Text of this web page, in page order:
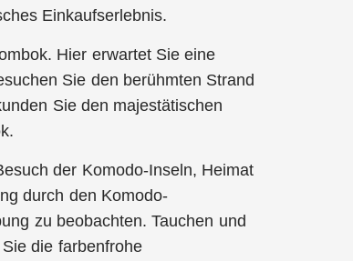
Einkaufserlebnis.
Hier erwartet Sie eine
Sie den berühmten Strand
Sie den majestätischen
der Komodo-Inseln, Heimat
durch den Komodo-
zu beobachten. Tauchen und
die farbenfrohe